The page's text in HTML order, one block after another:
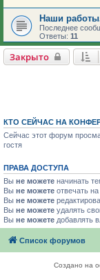
Наши
Последнее
Ответы: 11
Закрыто
КТО СЕЙЧАС НА
Сейчас этот форум
гостя
ПРАВА ДОСТУПА
Вы не можете начинать
Вы не можете отвечать
Вы не можете
Вы не можете удалять
Вы не можете добавлять
Список форумов
Создано на